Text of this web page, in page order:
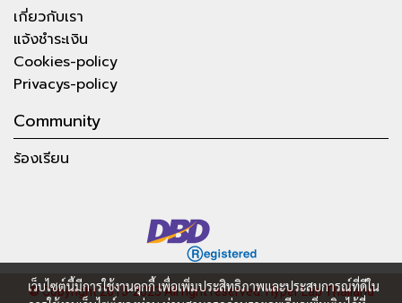
เกี่ยวกับเรา
แจ้งชำระเงิน
Cookies-policy
Privacys-policy
Community
ร้องเรียน
© Copyright 2015-2023 All right reserved.Hyper Lab Thailand
เว็บไซต์นี้มีการใช้งานคุกกี้ เพื่อเพิ่มประสิทธิภาพและประสบการณ์ที่ดีใน